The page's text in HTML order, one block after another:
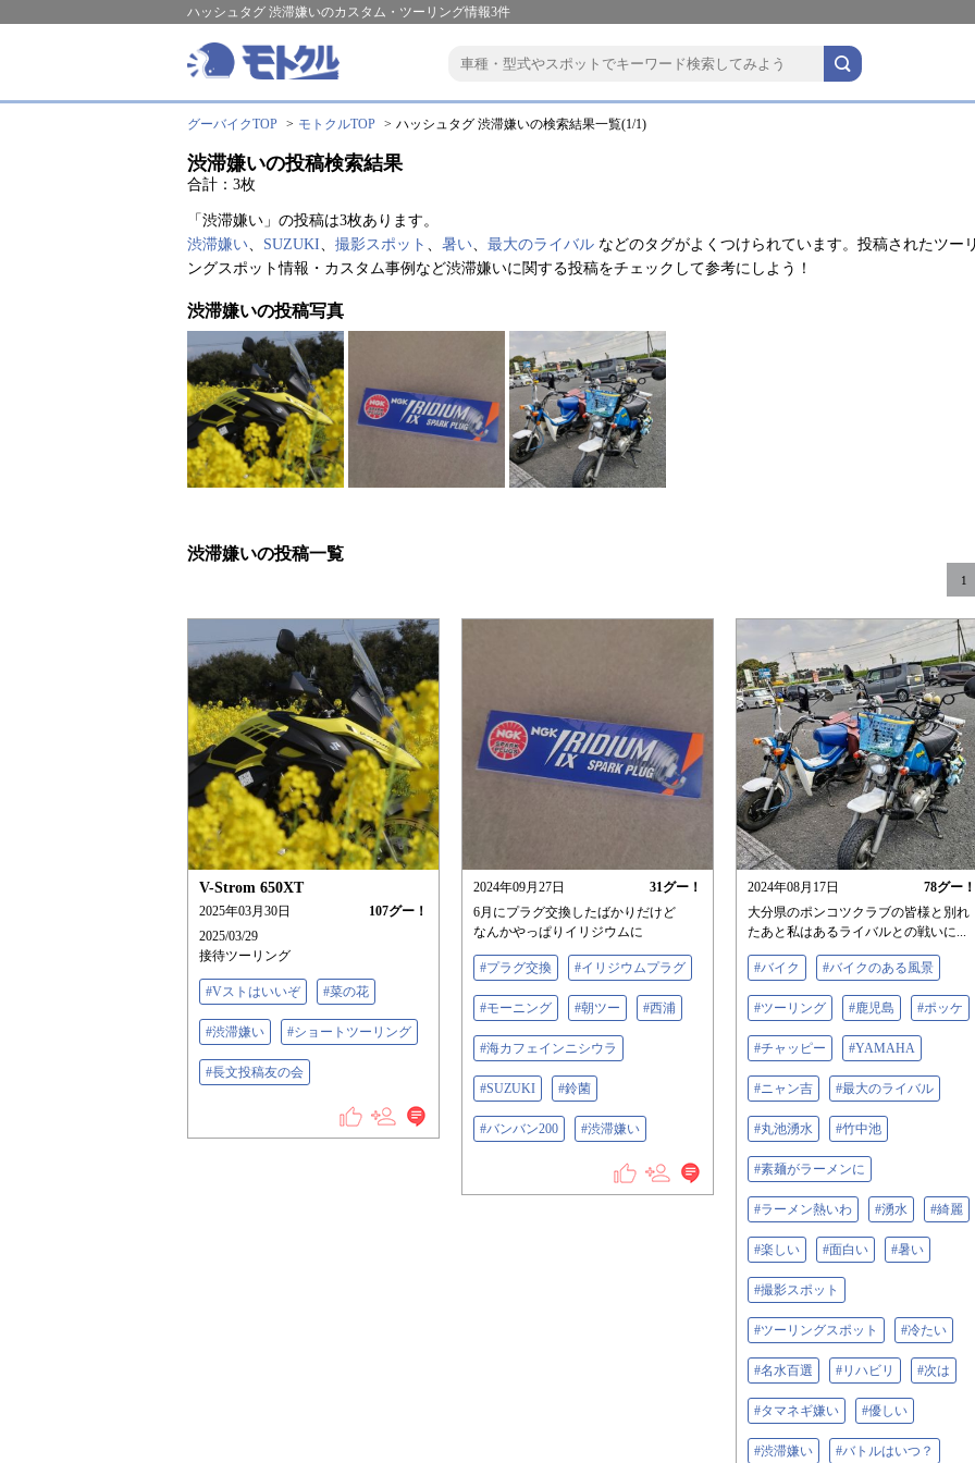
ハッシュタグ 渋滞嫌いのカスタム・ツーリング情報3件
グーバイクTOP モトクルTOP ハッシュタグ 渋滞嫌いの検索結果一覧(1/1)
渋滞嫌いの投稿検索結果
合計：3枚
「渋滞嫌い」の投稿は3枚あります。
渋滞嫌い、 SUZUKI、 撮影スポット 、 暑い、 最大のライバル などのタグがよくつけられています。投稿されたツー
ングスポット情報・カスタム事例など渋滞嫌いに関する投稿をチェックして参考にしよう！
渋滞嫌いの投稿写真
渋滞嫌いの投稿一覧
1
V-Strom 650XT
2025年03月30日 107グー！
2025/03/29
接待ツーリング
#Vストはいいぞ #菜の花
#渋滞嫌い #ショートツーリング
#長文投稿友の会
2024年09月27日 31グー！
6月にプラグ交換したばかりだけど
なんかやっぱりイリジウムに
#プラグ交換 #イリジウムプラグ
#モーニング #朝ツー #西浦
#海カフェインニシウラ
#SUZUKI #鈴菌
#バンバン200 #渋滞嫌い
2024年08月17日 78グー！
大分県のポンコツクラブの皆様と別れ
たあと私はあるライバルとの戦いに...
#バイク #バイクのある風景
#ツーリング #鹿児島 #ポッケ
#チャッピー #YAMAHA
#ニャン吉 #最大のライバル
#丸池湧水 #竹中池
#素麺がラーメンに
#ラーメン熱いわ #湧水 #綺麗
#楽しい #面白い #暑い
#撮影スポット
#ツーリングスポット #冷たい
#名水百選 #リハビリ #次は
#タマネギ嫌い #優しい
#渋滞嫌い #バトルはいつ？